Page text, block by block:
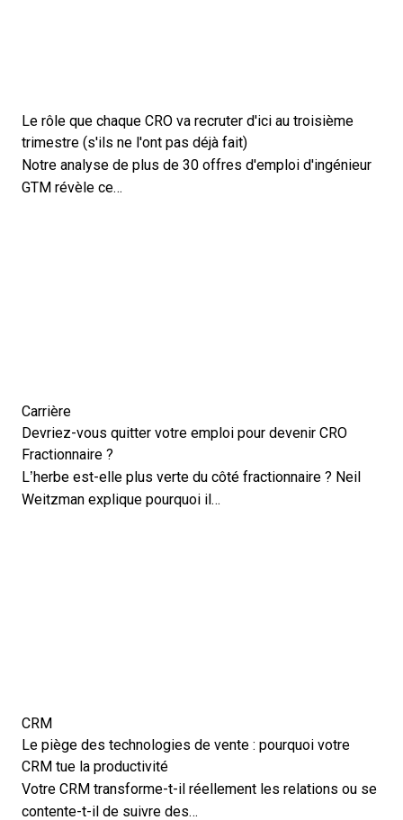
Le rôle que chaque CRO va recruter d'ici au troisième
trimestre (s'ils ne l'ont pas déjà fait)
Notre analyse de plus de 30 offres d'emploi d'ingénieur
GTM révèle ce…
Carrière
Devriez-vous quitter votre emploi pour devenir CRO
Fractionnaire ?
L’herbe est-elle plus verte du côté fractionnaire ? Neil
Weitzman explique pourquoi il…
CRM
Le piège des technologies de vente : pourquoi votre
CRM tue la productivité
Votre CRM transforme-t-il réellement les relations ou se
contente-t-il de suivre des…